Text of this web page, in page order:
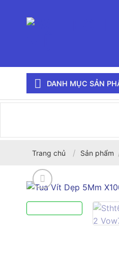
DANH MỤC SẢN
Trang chủ / Sản phẩm